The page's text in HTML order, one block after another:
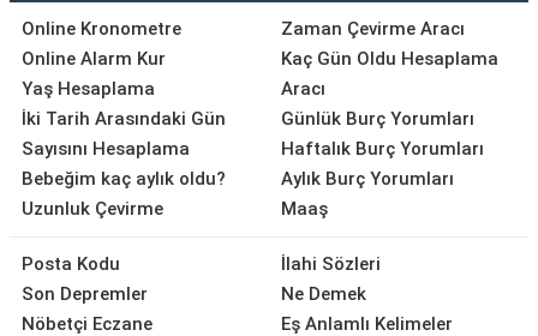
Online Kronometre
Online Alarm Kur
Yaş Hesaplama
İki Tarih Arasındaki Gün
Sayısını Hesaplama
Bebeğim kaç aylık oldu?
Uzunluk Çevirme
Zaman Çevirme Aracı
Kaç Gün Oldu Hesaplama
Aracı
Günlük Burç Yorumları
Haftalık Burç Yorumları
Aylık Burç Yorumları
Maaş
Posta Kodu
Son Depremler
Nöbetçi Eczane
İlahi Sözleri
Ne Demek
Eş Anlamlı Kelimeler